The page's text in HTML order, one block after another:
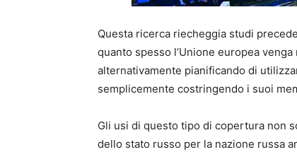
Questa ricerca riecheggia studi
quanto spesso l’Unione europea
alternativamente pianificando di
semplicemente costringendo i suoi
Gli usi di questo tipo di copertura non
dello stato russo per la nazione russa